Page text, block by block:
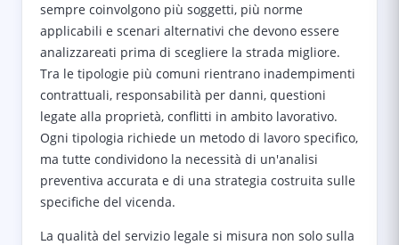
sempre coinvolgono più soggetti, più norme
applicabili e scenari alternativi che devono essere
analizzareati prima di scegliere la strada migliore.
Tra le tipologie più comuni rientrano inadempimenti
contrattuali, responsabilità per danni, questioni
legate alla proprietà, conflitti in ambito lavorativo.
Ogni tipologia richiede un metodo di lavoro specifico,
ma tutte condividono la necessità di un'analisi
preventiva accurata e di una strategia costruita sulle
specifiche del vicenda.
La qualità del servizio legale si misura non solo sulla